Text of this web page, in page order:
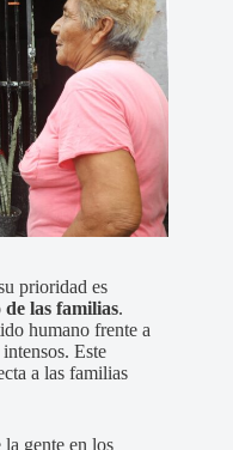
prioridad es
las familias.
humano frente a
Este
a las familias
gente en los